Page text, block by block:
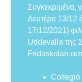
Συγκεκριμένα,
Δευτέρα 13/12
17/12/2021)
Uddevalla της
Fridaskolan
Collegio